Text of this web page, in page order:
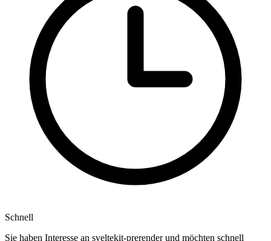
Schnell
Sie haben Interesse an sveltekit-prerender und möchten schnell